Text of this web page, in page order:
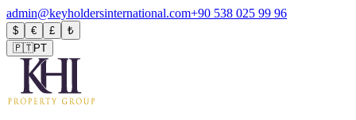
admin@keyholdersinternational.com+90 538 025 99 96
$ € £
₺
🇵🇹PT